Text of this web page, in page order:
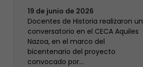
19 de junio de 2026
Docentes de Historia realizaron un
conversatorio en el CECA Aquiles
Nazoa, en el marco del
bicentenario del proyecto
convocado por…